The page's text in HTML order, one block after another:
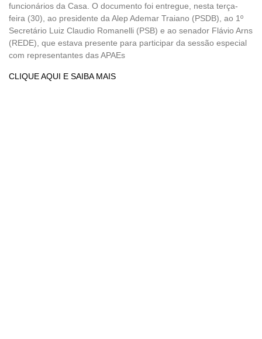
funcionários da Casa. O documento foi entregue, nesta terça-
feira (30), ao presidente da Alep Ademar Traiano (PSDB), ao 1º
Secretário Luiz Claudio Romanelli (PSB) e ao senador Flávio Arns
(REDE), que estava presente para participar da sessão especial
com representantes das APAEs
CLIQUE AQUI E SAIBA MAIS